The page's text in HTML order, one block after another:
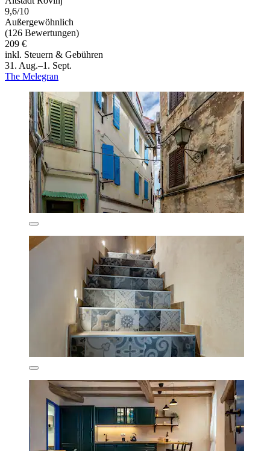
9,6/10
Außergewöhnlich
(126 Bewertungen)
209 €
inkl. Steuern & Gebühren
31. Aug.–1. Sept.
The Melegran